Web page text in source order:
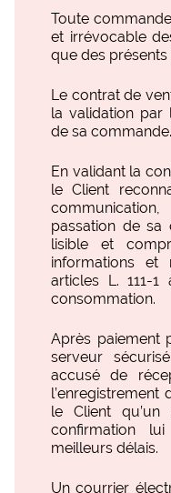
Toute
et irrévocable
que des
Le contrat de
la validation par
de sa commande.
En validant la
le Client
passation de sa
lisible et
informations et
articles L. 111-
consommation.
Après paiement
serveur
accusé de
le Client qu’un
confirmation
meilleurs délais.
Un courrier